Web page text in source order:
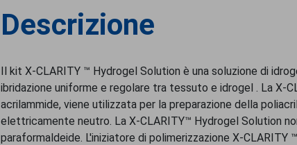
Descrizione
Il kit X-CLARITY ™ Hydrogel Solution è una soluzione di
ibridazione uniforme e regolare tra tessuto e idrogel . La X-
acrilammide, viene utilizzata per la preparazione della
elettricamente neutro. La X-CLARITY™ Hydrogel Solution
paraformaldeide. L'iniziatore di polimerizzazione X-CLARITY